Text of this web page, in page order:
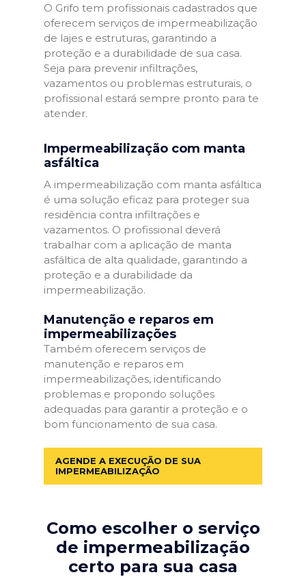
O Grifo tem profissionais cadastrados que
oferecem serviços de impermeabilização
de lajes e estruturas, garantindo a
proteção e a durabilidade de sua casa.
Seja para prevenir infiltrações,
vazamentos ou problemas estruturais, o
profissional estará sempre pronto para te
atender.
Impermeabilização com manta
asfáltica
A impermeabilização com manta asfáltica
é uma solução eficaz para proteger sua
residência contra infiltrações e
vazamentos. O profissional deverá
trabalhar com a aplicação de manta
asfáltica de alta qualidade, garantindo a
proteção e a durabilidade da
impermeabilização.
Manutenção e reparos em
impermeabilizações
Também oferecem serviços de
manutenção e reparos em
impermeabilizações, identificando
problemas e propondo soluções
adequadas para garantir a proteção e o
bom funcionamento de sua casa.
AGENDE A EXECUÇÃO DE SUA
IMPERMEABILIZAÇÃO
Como escolher o serviço
de impermeabilização
certo para sua casa